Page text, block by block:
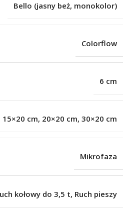
Bello (jasny beż, monokolor)
Colorflow
6 cm
15×20 cm, 20×20 cm, 30×20 cm
Mikrofaza
kołowy do 3,5 t, Ruch pieszy